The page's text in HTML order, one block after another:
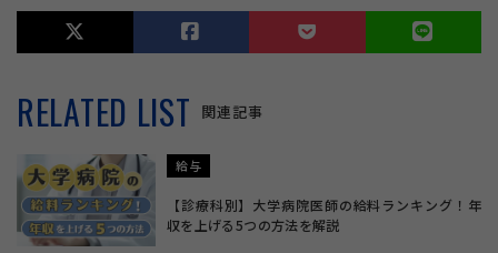
RELATED LIST 関連記事
給与
【診療科別】大学病院医師の給料ランキング！年
収を上げる5つの方法を解説